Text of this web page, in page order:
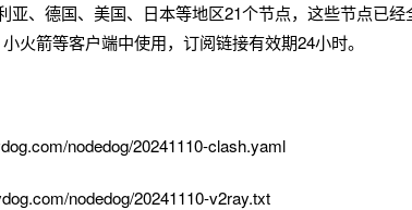
亚、德国、美国、日本等地区21个节点，这些节点已
火箭等客户端中使用，订阅链接有效期24小时。
nodedog/20241110-clash.yaml
nodedog/20241110-v2ray.txt